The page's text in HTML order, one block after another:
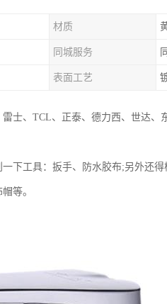
材质
同城服务
表面工艺
士、TCL、正泰、德力西、世达、
下工具：扳手、防水胶布;另外还
等。